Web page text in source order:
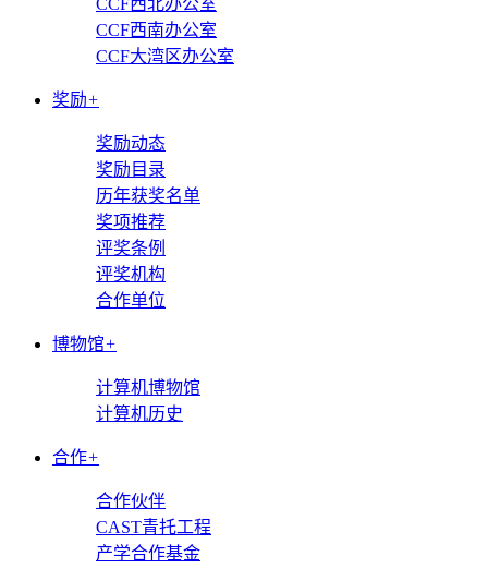
CCF西北办公室
CCF西南办公室
CCF大湾区办公室
奖励+
奖励动态
奖励目录
历年获奖名单
奖项推荐
评奖条例
评奖机构
合作单位
博物馆+
计算机博物馆
计算机历史
合作+
合作伙伴
CAST青托工程
产学合作基金